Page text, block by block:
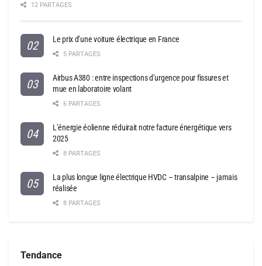
12 PARTAGES
Le prix d’une voiture électrique en France
5 PARTAGES
Airbus A380 : entre inspections d’urgence pour fissures et
mue en laboratoire volant
6 PARTAGES
L’énergie éolienne réduirait notre facture énergétique vers
2025
8 PARTAGES
La plus longue ligne électrique HVDC – transalpine – jamais
réalisée
8 PARTAGES
Tendance